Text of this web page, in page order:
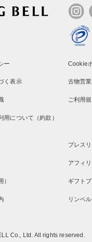
ー Cookie
く表示 古物営
ご利用
用について（約款）
プレス
アフィ
ギフト
リンベ
Co., Ltd. All rights reserved.